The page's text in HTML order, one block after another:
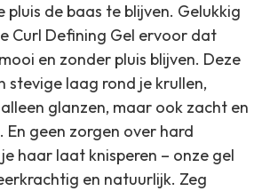
pluis de baas te blijven. Gelukkig
Curl Defining Gel ervoor dat
en zonder pluis blijven. Deze
stevige laag rond je krullen,
glanzen, maar ook zacht en
En geen zorgen over hard
haar laat knisperen – onze gel
en natuurlijk. Zeg